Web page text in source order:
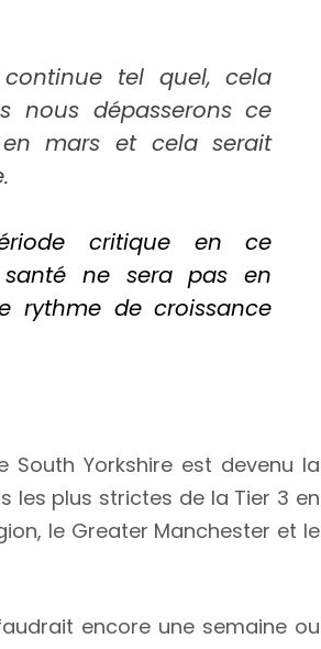
tel quel, cela
nous dépasserons ce
mars et cela serait
critique en ce
ne sera pas en
rythme de croissance
South Yorkshire est devenu la
les plus strictes de la Tier 3 en
le Greater Manchester et le
encore une semaine ou